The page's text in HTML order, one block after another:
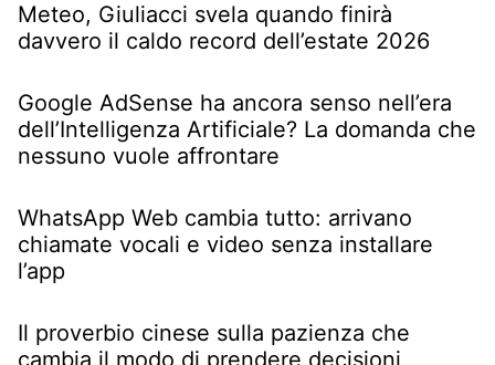
Meteo, Giuliacci svela quando finirà
davvero il caldo record dell’estate 2026
Google AdSense ha ancora senso nell’era
dell’Intelligenza Artificiale? La domanda che
nessuno vuole affrontare
WhatsApp Web cambia tutto: arrivano
chiamate vocali e video senza installare
l’app
Il proverbio cinese sulla pazienza che